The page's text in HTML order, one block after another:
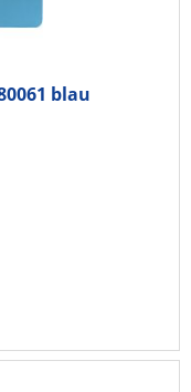
blau